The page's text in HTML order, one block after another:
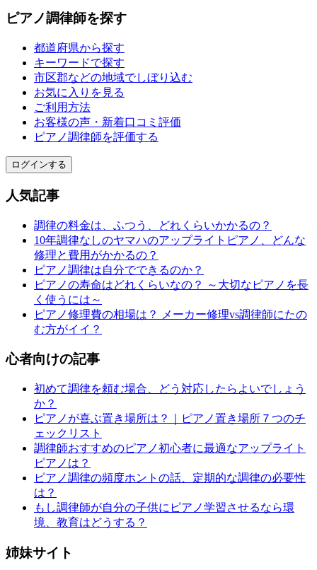
ピアノ調律師を探す
都道府県から探す
キーワードで探す
市区郡などの地域でしぼり込む
お気に入りを見る
ご利用方法
お客様の声・新着口コミ評価
ピアノ調律師を評価する
ログインする
人気記事
調律の料金は、ふつう、どれくらいかかるの？
10年調律なしのヤマハのアップライトピアノ、どんな
修理と費用がかかるの？
ピアノ調律は自分でできるのか？
ピアノの寿命はどれくらいなの？ ～大切なピアノを長
く使うには～
ピアノ修理費の相場は？ メーカー修理vs調律師にたの
む方がイイ？
心者向けの記事
初めて調律を頼む場合、どう対応したらよいでしょう
か？
ピアノが喜ぶ置き場所は？｜ピアノ置き場所７つのチ
ェックリスト
調律師おすすめのピアノ初心者に最適なアップライト
ピアノは？
ピアノ調律の頻度ホントの話、定期的な調律の必要性
は？
もし調律師が自分の子供にピアノ学習させるなら環
境、教育はどうする？
姉妹サイト